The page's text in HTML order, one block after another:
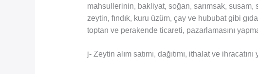
mahsullerinin, bakliyat, soğan, sarımsak, susam,
zeytin, fındık, kuru üzüm, çay ve hububat gibi
toptan ve perakende ticareti, pazarlamasını
j- Zeytin alım satımı, dağıtımı, ithalat ve ihracatını